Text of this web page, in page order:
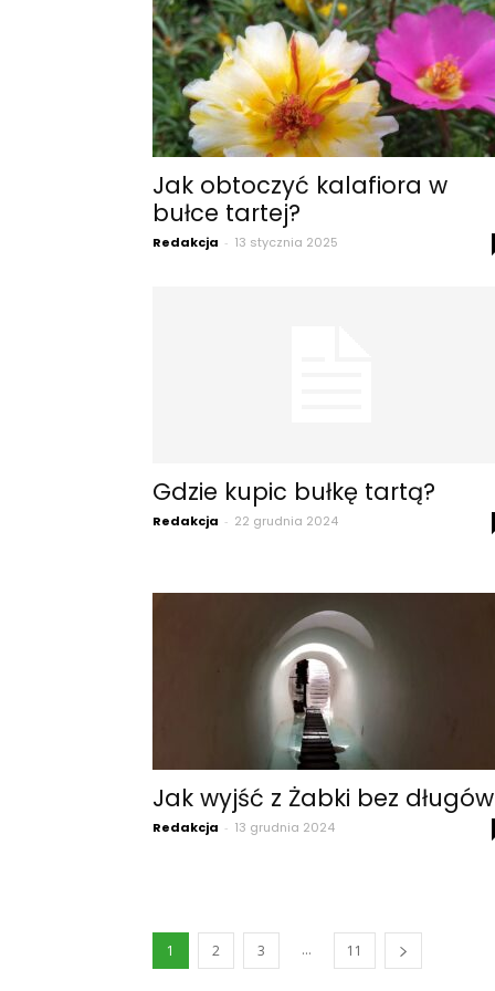
Jak obtoczyć kalafiora w
bułce tartej?
Redakcja - 13 stycznia 2025
Gdzie kupic bułkę tartą?
Redakcja - 22 grudnia 2024
Jak wyjść z Żabki bez
Redakcja - 13 grudnia 2024
1 2 3 ... 11